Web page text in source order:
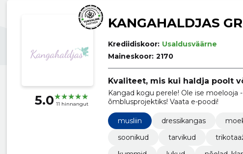
5.0 11 hinnangut
KANGAHALDJAS
Krediidiskoor: Usaldusväärne
Maineskoor: 2170
Kvaliteet, mis kui haldja poolt
Kangad kogu perele! Ole ise moelooja
õmblusprojektiks! Vaata e-poodi!
musliin dressikangas
soonikud
tarvikud